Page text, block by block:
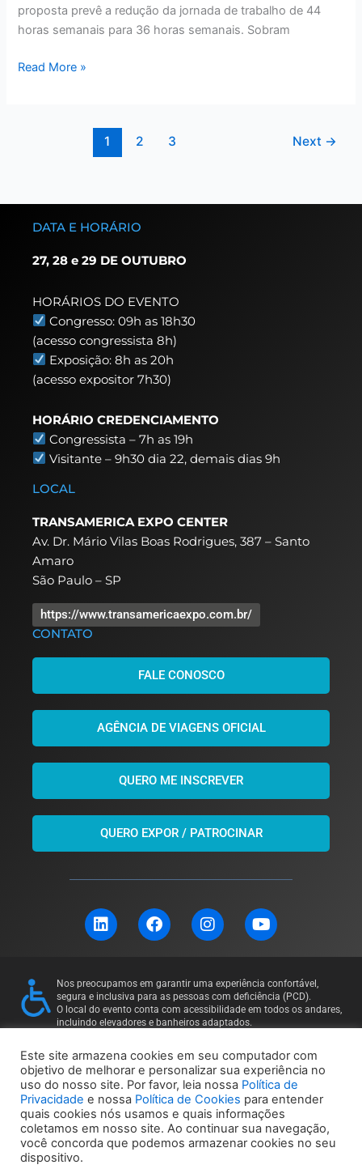
proposta prevê a redução da jornada de trabalho de 44
horas semanais para 36 horas semanais. Sobram
Read More »
1 2 3 Next →
DATA E HORÁRIO
27, 28 e 29 DE OUTUBRO
HORÁRIOS DO EVENTO
Congresso: 09h as 18h30
(acesso congressista 8h)
Exposição: 8h as 20h
(acesso expositor 7h30)
HORÁRIO CREDENCIAMENTO
Congressista – 7h as 19h
Visitante – 9h30 dia 22,demais dias 9h
LOCAL
TRANSAMERICA EXPO CENTER
Av. Dr. Mário Vilas Boas Rodrigues, 387 – Santo
Amaro
São Paulo – SP
https://www.transamericaexpo.com.br/
CONTATO
FALE CONOSCO
AGÊNCIA DE VIAGENS OFICIAL
QUERO ME INSCREVER
QUERO EXPOR / PATROCINAR
L
i
e
d
i
n
F
a
b
o
o
k
I
n
a
g
r
a
Y
o
u
b
e
Nos preocupamos em garantir uma experiência confortável,
segura e inclusiva para as pessoas com deficiência (PCD).
O local do evento conta com acessibilidade em todos os andares,
incluindo elevadores e banheiros adaptados.
contato: 11 97169-5011
Política de Privacidade Política de Cookies
Este site armazena cookies em seu computador com
objetivo de melhorar e personalizar sua experiência no
uso do nosso site. Por favor, leia nossa Política de
Privacidade e nossa Política de Cookies para entender
quais cookies nós usamos e quais informações
coletamos em nosso site. Ao continuar sua navegação,
você concorda que podemos armazenar cookies no seu
dispositivo.